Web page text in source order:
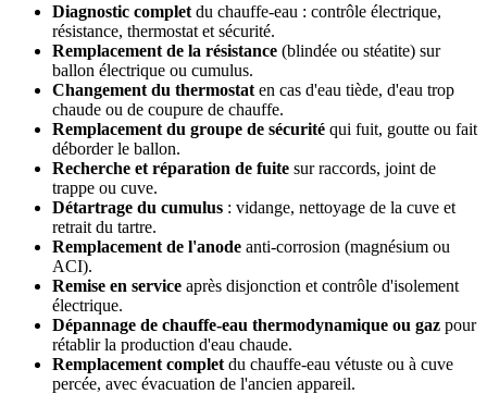
Diagnostic complet du chauffe-eau : contrôle électrique,
résistance, thermostat et sécurité.
Remplacement de la résistance (blindée ou stéatite) sur
ballon électrique ou cumulus.
Changement du thermostat en cas d'eau tiède, d'eau trop
chaude ou de coupure de chauffe.
Remplacement du groupe de sécurité qui fuit, goutte ou fait
déborder le ballon.
Recherche et réparation de fuite sur raccords, joint de
trappe ou cuve.
Détartrage du cumulus : vidange, nettoyage de la cuve et
retrait du tartre.
Remplacement de l'anode anti-corrosion (magnésium ou
ACI).
Remise en service après disjonction et contrôle d'isolement
électrique.
Dépannage de chauffe-eau thermodynamique ou gaz pour
rétablir la production d'eau chaude.
Remplacement complet du chauffe-eau vétuste ou à cuve
percée, avec évacuation de l'ancien appareil.